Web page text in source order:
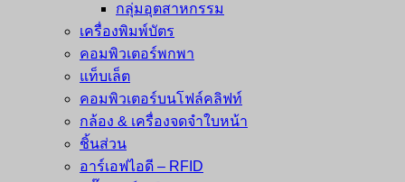
กลุ่มอุตสาหกรรม
เครื่องพิมพ์บัตร
คอมพิวเตอร์พกพา
แท็บเล็ต
คอมพิวเตอร์บนโฟล์คลิฟท์
กล้อง & เครื่องจดจำใบหน้า
ชิ้นส่วน
อาร์เอฟไอดี – RFID